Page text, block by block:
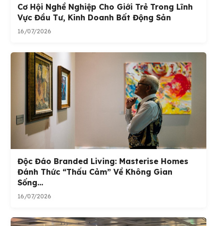
Cơ Hội Nghề Nghiệp Cho Giới Trẻ Trong Lĩnh
Vực Đầu Tư, Kinh Doanh Bất Động Sản
16/07/2026
Độc Đáo Branded Living: Masterise Homes
Đánh Thức “thấu Cảm” Về Không Gian
Sống...
16/07/2026